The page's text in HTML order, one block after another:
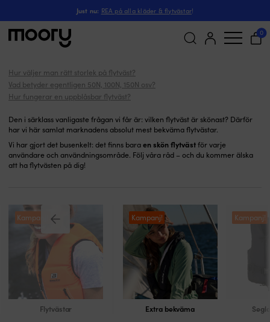
Just nu: REA på alla kläder & flytvästar!
Sök
efter:
0
Extra bekväma flytvästar
(16)
Hur väljer man rätt storlek på flytväst?
Vad betyder egentligen 50N, 100N, 150N osv?
Hur fungerar en uppblåsbar flytväst?
Den i särklass vanligaste frågan vi får är: vilken flytväst är skönast? Därför
har vi här samlat marknadens absolut mest bekväma flytvästar.
Vi har gjort det busenkelt: det finns baraen skön flytvästför varje
användare och användningsområde. Följ våra råd – och du kommer älska
att ha flytvästen på dig!
Flytvästar
Kampanj!
Extra bekväma
Kampanj! Kampanj!